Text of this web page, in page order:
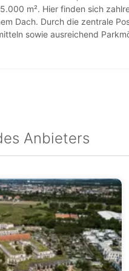
m². Hier finden sich
Dach. Durch die zentrale
sowie ausreichend
Anbieters